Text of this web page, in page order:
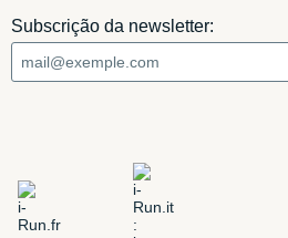
Subscrição da newsletter: